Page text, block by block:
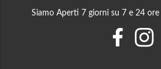
Siamo Aperti 7 giorni su 7 e 24